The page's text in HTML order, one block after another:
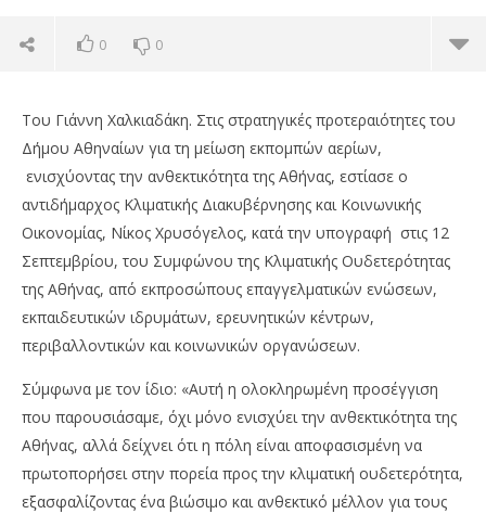
0 0
Δήμος Αθηναίων: Οι προτεραιότητες για τις
εκπομπές αερίων
21/09/2024
pressroom
Του Γιάννη Χαλκιαδάκη. Στις στρατηγικές προτεραιότητες του
Δήμου Αθηναίων για τη μείωση εκπομπών αερίων,
ενισχύοντας την ανθεκτικότητα της Αθήνας, εστίασε ο
αντιδήμαρχος Κλιματικής Διακυβέρνησης και Κοινωνικής
Οικονομίας, Νίκος Χρυσόγελος, κατά την υπογραφή στις 12
Σεπτεμβρίου, του Συμφώνου της Κλιματικής Ουδετερότητας
της Αθήνας, από εκπροσώπους επαγγελματικών ενώσεων,
εκπαιδευτικών ιδρυμάτων, ερευνητικών κέντρων,
περιβαλλοντικών και κοινωνικών οργανώσεων.
Σύμφωνα με τον ίδιο: «Αυτή η ολοκληρωμένη προσέγγιση
που παρουσιάσαμε, όχι μόνο ενισχύει την ανθεκτικότητα της
Αθήνας, αλλά δείχνει ότι η πόλη είναι αποφασισμένη να
πρωτοπορήσει στην πορεία προς την κλιματική ουδετερότητα,
εξασφαλίζοντας ένα βιώσιμο και ανθεκτικό μέλλον για τους